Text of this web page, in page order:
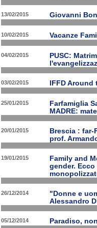
13/02/2015 Giovanni
10/02/2015 Vacanze
04/02/2015
PUSC:
03/02/2015 IFFD
25/01/2015
Farfamiglia
MADRE:
20/01/2015
Brescia :
prof.
19/01/2015
Family and
gender.
26/12/2014
"Donne e
Alessandro
05/12/2014 Paradiso,